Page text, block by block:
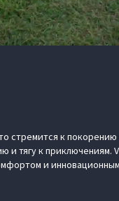
стремится к
тягу к приключениям.
и